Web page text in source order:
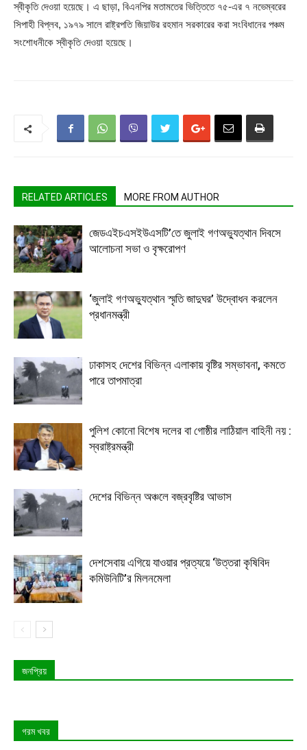
স্বীকৃতি দেওয়া হয়েছে। এ ছাড়া, বিএনপির মতামতের ভিত্তিতে ৭৫-এর ৭ নভেম্বরের
সিপাহী বিপ্লব, ১৯৭৯ সালে রাষ্ট্রপতি জিয়াউর রহমান সরকারের করা সংবিধানের পঞ্চম
সংশোধনীকে স্বীকৃতি দেওয়া হয়েছে।
RELATED ARTICLES MORE FROM AUTHOR
জেডএইচএসইউএসটি’তে জুলাই গণঅভ্যুত্থান দিবসে
আলোচনা সভা ও বৃক্ষরোপণ
‘জুলাই গণঅভ্যুত্থান স্মৃতি জাদুঘর’ উদ্বোধন করলেন
প্রধানমন্ত্রী
ঢাকাসহ দেশের বিভিন্ন এলাকায় বৃষ্টির সম্ভাবনা, কমতে
পারে তাপমাত্রা
পুলিশ কোনো বিশেষ দলের বা গোষ্ঠীর লাঠিয়াল বাহিনী নয় :
স্বরাষ্ট্রমন্ত্রী
দেশের বিভিন্ন অঞ্চলে বজ্রবৃষ্টির আভাস
দেশসেবায় এগিয়ে যাওয়ার প্রত্যয়ে ‘উত্তরা কৃষিবিদ
কমিউনিটি’র মিলনমেলা
জনপ্রিয়
গরম খবর